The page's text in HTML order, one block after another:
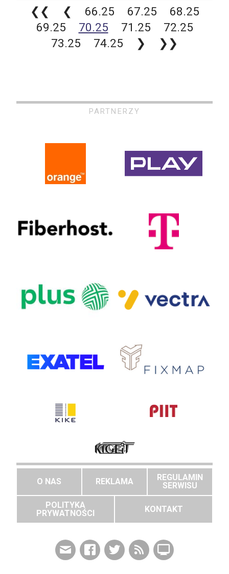
❮❮ ❮ 66.25 67.25
68.25
69.25
70.25 71.25
72.25
73.25
74.25 ❯ ❯❯
PARTNERZY
O NAS REKLAMA
REGULAMIN
SERWISU
POLITYKA
PRYWATNOŚCI
KONTAKT